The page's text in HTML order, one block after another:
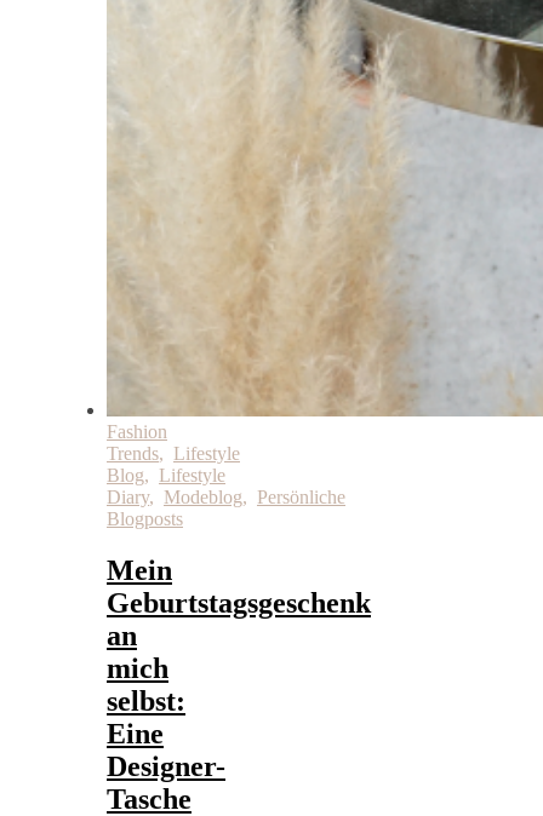
Fashion
Trends, Lifestyle
Blog, Lifestyle
Diary, Modeblog, Persönliche
Blogposts
Mein
Geburtstagsgeschenk
an
mich
selbst:
Eine
Designer-
Tasche